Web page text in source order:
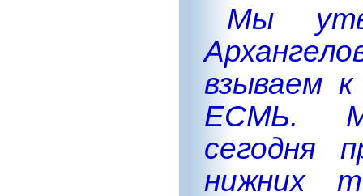
Мы
взываем
ЕСМЬ.
сегодня
нижних